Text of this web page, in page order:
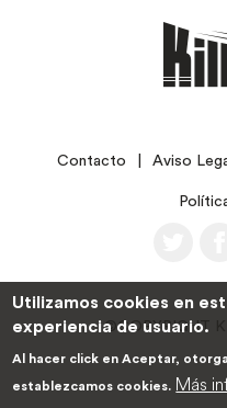
LEGALContacto Aviso
©COPYRIGHT
Utilizamos cookies en
experiencia de usuario.
Al hacer click en Aceptar,
establezcamos cookies. Más